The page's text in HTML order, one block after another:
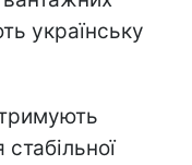
українську